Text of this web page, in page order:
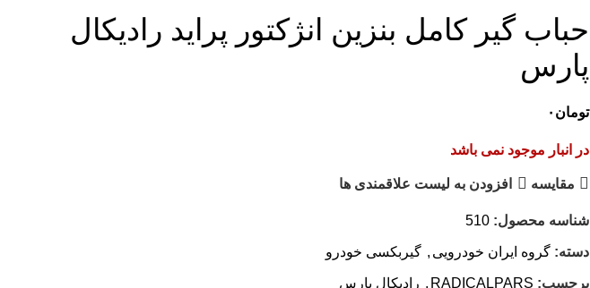
حباب گیر کامل بنزین انژکتور پراید رادیکال
پارس
تومان ۰
در انبار موجود نمی باشد
مقایسه افزودن به لیست علاقمندی ها
شناسه محصول: 510
دسته: گروه ایران خودرویی , گیربکسی خودرو
برچسب: RADICALPARS
, رادیکال پارس